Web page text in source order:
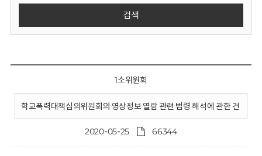
검색
1소위원회
학교폭력대책심의위원회의 영상정보 열람 관련 법령 해석에 관한 건
2020-05-25 66344